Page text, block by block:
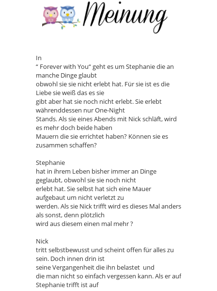
In
“ Forever with You“ geht es um Stephanie die an
manche Dinge glaubt
obwohl sie sie nicht erlebt hat. Für sie ist es die
Liebe sie weiß das es sie
gibt aber hat sie noch nicht erlebt. Sie erlebt
währenddessen nur One-Night
Stands. Als sie eines Abends mit Nick schläft, wird
es mehr doch beide haben
Mauern die sie errichtet haben? Können sie es
zusammen schaffen?
Stephanie
hat in ihrem Leben bisher immer an Dinge
geglaubt, obwohl sie sie noch nicht
erlebt hat. Sie selbst hat sich eine Mauer
aufgebaut um nicht verletzt zu
werden. Als sie Nick trifft wird es dieses Mal anders
als sonst, denn plötzlich
wird aus diesem einen mal mehr ?
Nick
tritt selbstbewusst und scheint offen für alles zu
sein. Doch innen drin ist
seine Vergangenheit die ihn belastet und
die man nicht so einfach vergessen kann. Als er auf
Stephanie trifft ist auf